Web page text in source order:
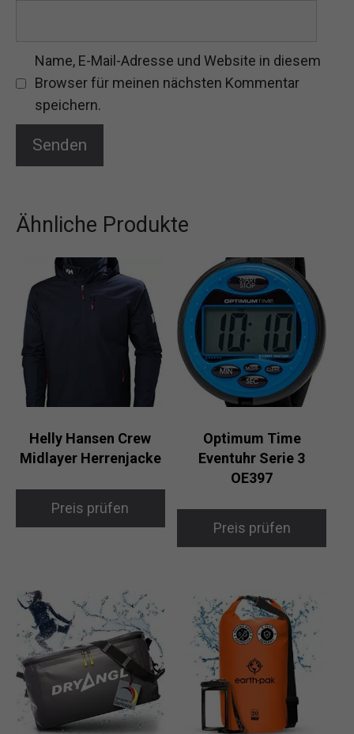
Name, E-Mail-Adresse und Website in diesem
Browser für meinen nächsten Kommentar
speichern.
Ähnliche Produkte
Helly Hansen Crew
Midlayer Herrenjacke
Preis prüfen
Optimum Time
Eventuhr Serie 3
OE397
Preis prüfen